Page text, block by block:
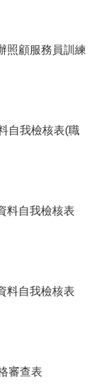
照顧服務員訓練
自我檢核表(職
料自我檢核表
料自我檢核表
審查表